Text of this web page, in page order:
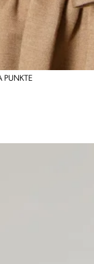
- SIERRA PUNKTE